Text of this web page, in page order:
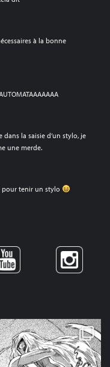
à la bonne
dans la saisie d’un stylo, je
une merde.
pour tenir un stylo